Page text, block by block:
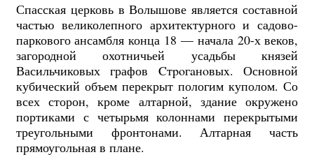
Спасская церковь в Волышове является составной
частью великолепного архитектурного и садово-
паркового ансамбля конца 18 — начала 20-х веков,
загородной охотничьей усадьбы князей
Васильчиковых графов Cтpoгaнoвыx. Основной
кубический объем перекрыт пологим куполом. Со
всех сторон, кроме алтарной, здание окружено
портиками с четырьмя колоннами перекрытыми
треугольными фронтонами. Алтарная часть
прямоугольная в плане.